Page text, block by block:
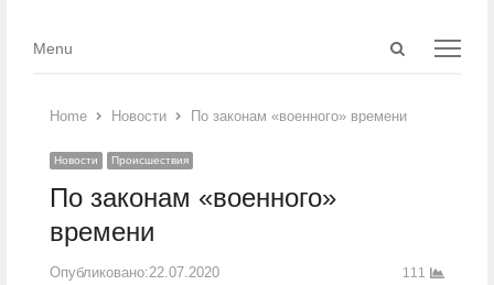
Open
Menu
Menu
Home Новости По законам «военного» времени
Новости Происшествия
По законам «военного»
времени
Опубликовано:22.07.2020
111